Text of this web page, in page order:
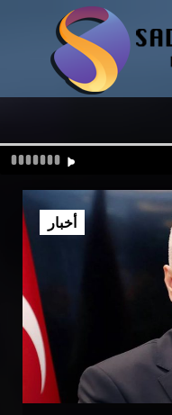
أخبار